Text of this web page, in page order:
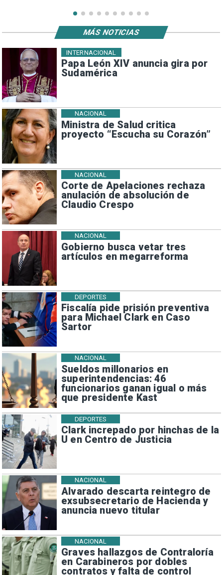
Papa León XIV anuncia gira por
Sudamérica
INTERNACIONAL
Ministra de Salud critica
proyecto “Escucha su Corazón”
NACIONAL
Corte de Apelaciones rechaza
anulación de absolución de
Claudio Crespo
NACIONAL
Gobierno busca vetar tres
artículos en megarreforma
NACIONAL
Fiscalía pide prisión preventiva
para Michael Clark en Caso
Sartor
DEPORTES
Sueldos millonarios en
superintendencias: 46
funcionarios ganan igual o más
que presidente Kast
NACIONAL
Clark increpado por hinchas de la
U en Centro de Justicia
DEPORTES
Alvarado descarta reintegro de
exsubsecretario de Hacienda y
anuncia nuevo titular
NACIONAL
Graves hallazgos de Contraloría
en Carabineros por dobles
contratos y falta de control
NACIONAL
MÁS NOTICIAS